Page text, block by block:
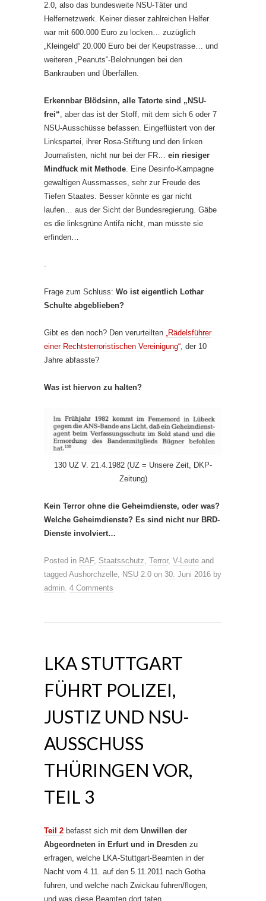
2.0, also das bundesweite NSU-Täter und
Helfernetzwerk. Keiner dieser zahlreichen Helfer
war mit 600.000 Euro zu locken… zuzüglich
„Kleingeld“ 20.000 Euro bei der Keupstrasse… und
weiteren „Peanuts“-Belohnungen bei den
Bankrauben und Überfällen.
Erkennbar Blödsinn, alle Tatorte sind „NSU-
frei“, aber das ist der Stoff, mit dem sich 6 oder 7
NSU-Ausschüsse befassen. Eingeflüstert von der
Linkspartei, ihrer Rosa-Stiftung und den linken
Journalisten, nicht nur bei der FR… ein riesiger
Mindfuck mit Methode. Eine Desinfo-Kampagne
gewaltigen Aussmasses, sehr zur Freude des
Tiefen Staates. Besser könnte es gar nicht
laufen… aus der Sicht der Bundesregierung. Gäbe
es die linksgrüne Antifa nicht, man müsste sie
erfinden…
.
Frage zum Schluss: Wo ist eigentlich Lothar
Schulte abgeblieben?
Gibt es den noch? Den verurteilten „Rädelsführer
einer Rechtsterroristischen Vereinigung“, der 10
Jahre abfasste?
Was ist hiervon zu halten?
130 UZ V. 21.4.1982 (UZ = Unsere Zeit, DKP-
Zeitung)
Kein Terror ohne die Geheimdienste, oder was?
Welche Geheimdienste? Es sind nicht nur BRD-
Dienste involviert…
Posted in RAF, Staatsschutz, Terror, V-Leute and
tagged Aushorchzelle, NSU 2.0 on 30. Juni 2016 by
admin. 4 Comments
LKA STUTTGART
FÜHRT POLIZEI,
JUSTIZ UND NSU-
AUSSCHUSS
THÜRINGEN VOR,
TEIL 3
Teil 2 befasst sich mit dem Unwillen der
Abgeordneten in Erfurt und in Dresden zu
erfragen, welche LKA-Stuttgart-Beamten in der
Nacht vom 4.11. auf den 5.11.2011 nach Gotha
fuhren, und welche nach Zwickau fuhren/flogen,
und was diese Beamten dort taten.